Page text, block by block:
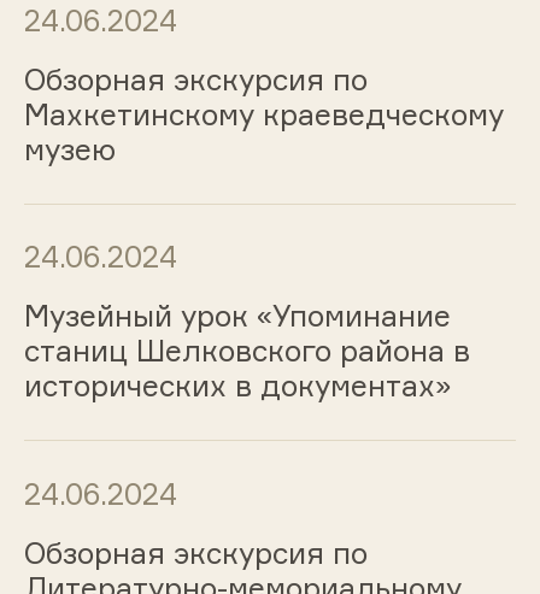
24.06.2024
Обзорная экскурсия по
Махкетинскому краеведческому
музею
24.06.2024
Музейный урок «Упоминание
станиц Шелковского района в
исторических в документах»
24.06.2024
Обзорная экскурсия по